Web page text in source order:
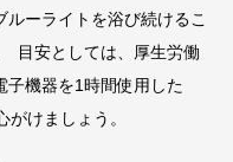
ーライトを浴び続けるこ
目安としては、厚生労働
子機器を1時間使用した
けましょう。